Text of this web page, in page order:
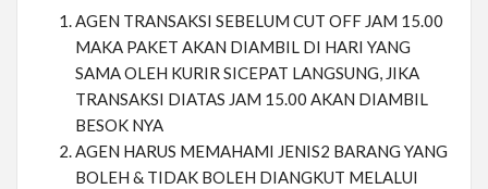
AGEN TRANSAKSI SEBELUM CUT OFF JAM 15.00
MAKA PAKET AKAN DIAMBIL DI HARI YANG
SAMA OLEH KURIR SICEPAT LANGSUNG, JIKA
TRANSAKSI DIATAS JAM 15.00 AKAN DIAMBIL
BESOK NYA
AGEN HARUS MEMAHAMI JENIS2 BARANG YANG
BOLEH & TIDAK BOLEH DIANGKUT MELALUI